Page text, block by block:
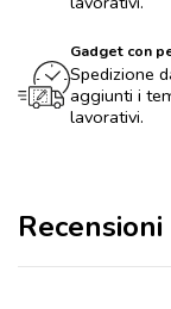
Gadget con
Spedizione
aggiunti i
lavorativi.